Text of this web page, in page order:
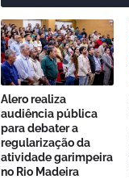
Alero realiza
audiência pública
para debater a
regularização da
atividade garimpeira
no Rio Madeira